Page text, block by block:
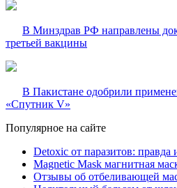
В Минздрав РФ направлены
третьей вакцины
В Пакистане одобрили
«Спутник V»
Популярное на сайте
Detoxic от паразитов:
Magnetic Mask магнитная
Отзывы об отбеливающей